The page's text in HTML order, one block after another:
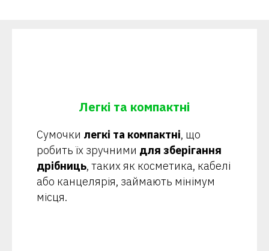
Легкі та компактні
Сумочки легкі та компактні, що
робить їх зручними для зберігання
дрібниць, таких як косметика, кабелі
або канцелярія, займають мінімум
місця.